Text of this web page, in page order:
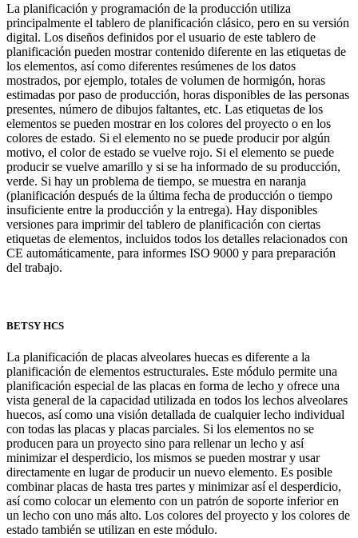
La planificación y programación de la producción utiliza
principalmente el tablero de planificación clásico, pero en su versión
digital. Los diseños definidos por el usuario de este tablero de
planificación pueden mostrar contenido diferente en las etiquetas de
los elementos, así como diferentes resúmenes de los datos
mostrados, por ejemplo, totales de volumen de hormigón, horas
estimadas por paso de producción, horas disponibles de las personas
presentes, número de dibujos faltantes, etc. Las etiquetas de los
elementos se pueden mostrar en los colores del proyecto o en los
colores de estado. Si el elemento no se puede producir por algún
motivo, el color de estado se vuelve rojo. Si el elemento se puede
producir se vuelve amarillo y si se ha informado de su producción,
verde. Si hay un problema de tiempo, se muestra en naranja
(planificación después de la última fecha de producción o tiempo
insuficiente entre la producción y la entrega). Hay disponibles
versiones para imprimir del tablero de planificación con ciertas
etiquetas de elementos, incluidos todos los detalles relacionados con
CE automáticamente, para informes ISO 9000 y para preparación
del trabajo.
BETSY HCS
La planificación de placas alveolares huecas es diferente a la
planificación de elementos estructurales. Este módulo permite una
planificación especial de las placas en forma de lecho y ofrece una
vista general de la capacidad utilizada en todos los lechos alveolares
huecos, así como una visión detallada de cualquier lecho individual
con todas las placas y placas parciales. Si los elementos no se
producen para un proyecto sino para rellenar un lecho y así
minimizar el desperdicio, los mismos se pueden mostrar y usar
directamente en lugar de producir un nuevo elemento. Es posible
combinar placas de hasta tres partes y minimizar así el desperdicio,
así como colocar un elemento con un patrón de soporte inferior en
un lecho con uno más alto. Los colores del proyecto y los colores de
estado también se utilizan en este módulo.